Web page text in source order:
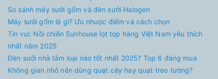
So sánh máy sưởi gốm và đèn sưởi Halogen
Máy sưởi gốm là gì? Ưu nhược điểm và cách chọn
Tin vui: Nồi chiên Sunhouse lọt top hàng Việt Nam yêu thích
nhất năm 2025
Đèn sưởi nhà tắm loại nào tốt nhất 2025? Top 6 đáng mua
Không gian nhỏ nên dùng quạt cây hay quạt treo tường?